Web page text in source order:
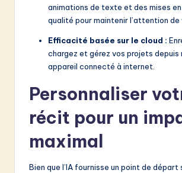
animations de texte et des mises
qualité pour maintenir l’attention de
Efficacité basée sur le cloud :
chargez et gérez vos projets depuis
appareil connecté à internet.
Personnaliser
récit pour un
maximal
Bien que l’IA fournisse un point de départ